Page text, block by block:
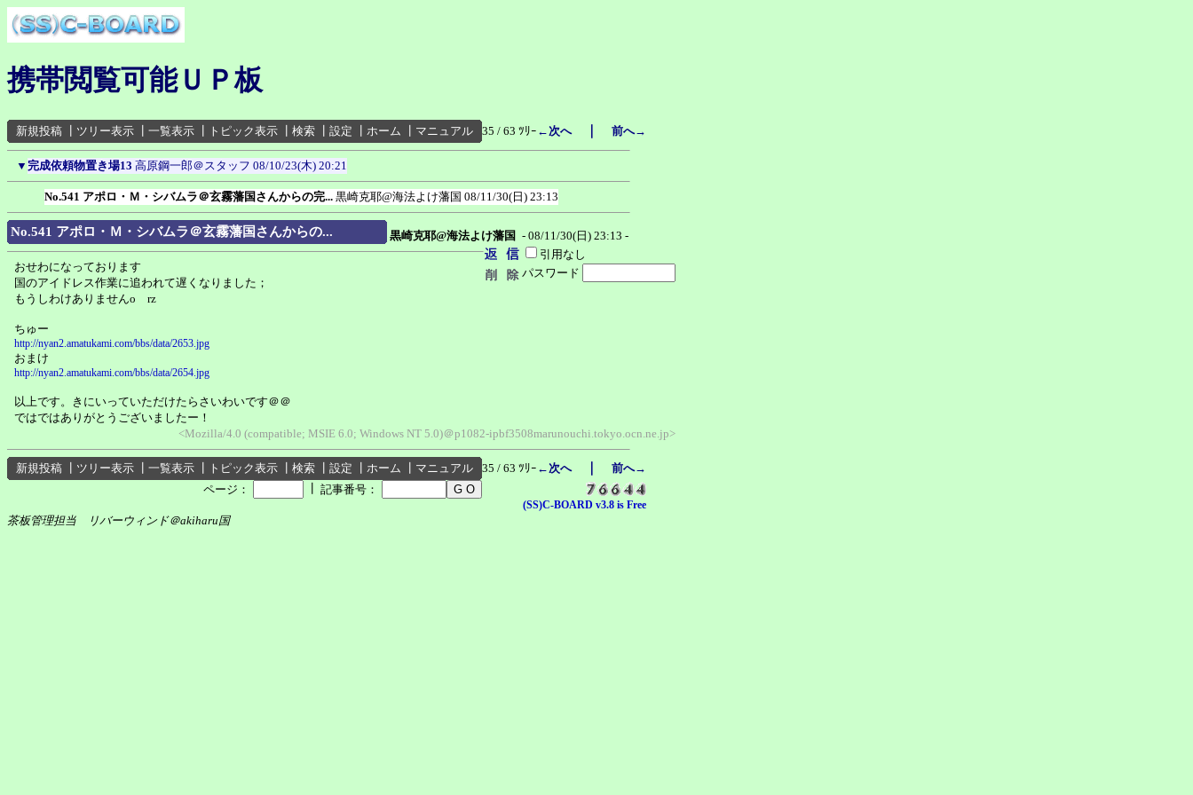
携帯閲覧可能ＵＰ板
新規投稿 ツリー表示 一覧表示 トピック表示 検索 設定 ホーム マニュアル 35 / 63 ﾂﾘｰ ←次へ｜ 前へ→
▼ 完成依頼物置き場13 高原鋼一郎＠スタッフ 08/10/23(木) 20:21
No.541 アポロ・Ｍ・シバムラ＠玄霧藩国さんからの完... 黒崎克耶@海法よけ藩国 08/11/30(日) 23:13
No.541 アポロ・Ｍ・シバムラ＠玄霧藩国さんからの... 黒崎克耶@海法よけ藩国 - 08/11/30(日) 23:13 -
引用なし
パスワード
おせわになっております
国のアイドレス作業に追われて遅くなりました；
もうしわけありませんo rz
ちゅー
http://nyan2.amatukami.com/bbs/data/2653.jpg
おまけ
http://nyan2.amatukami.com/bbs/data/2654.jpg
以上です。きにいっていただけたらさいわいです＠＠
ではではありがとうございましたー！
<Mozilla/4.0 (compatible; MSIE 6.0; Windows NT 5.0)＠p1082-ipbf3508marunouchi.tokyo.ocn.ne.jp>
新規投稿 ツリー表示 一覧表示 トピック表示 検索 設定 ホーム マニュアル 35 / 63 ﾂﾘｰ ←次へ｜ 前へ→
ページ：
記事番号：
(SS)C-BOARD v3.8 is Free
茶板管理担当 リバーウィンド＠akiharu国